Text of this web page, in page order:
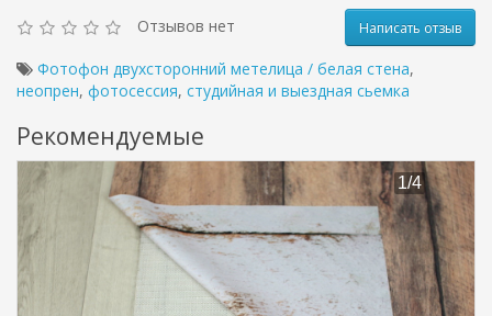
Отзывов нет Написать отзыв
Фотофон двухсторонний метелица / белая стена,
неопрен, фотосессия, студийная и выездная сьемка
Рекомендуемые